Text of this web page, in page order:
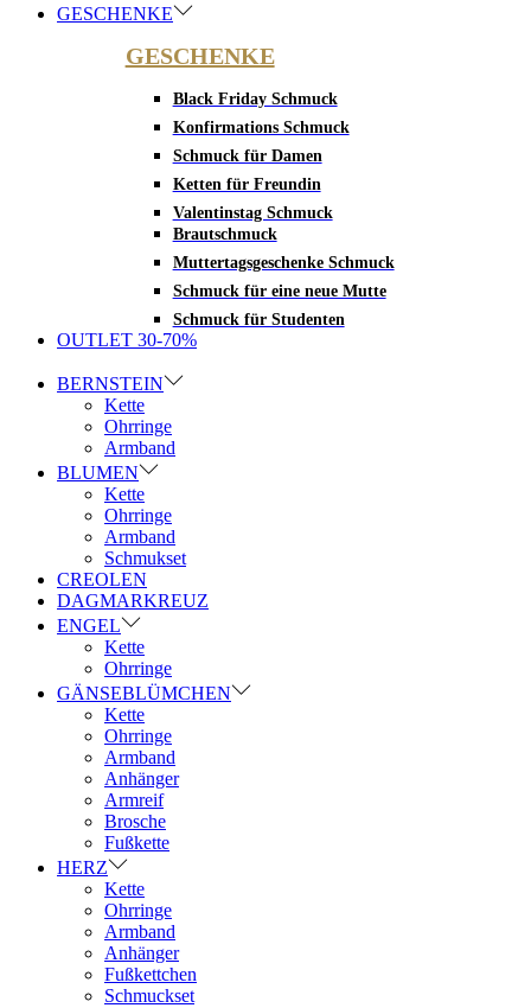
GESCHENKE
GESCHENKE
Black Friday Schmuck
Konfirmations Schmuck
Schmuck für Damen
Ketten für Freundin
Valentinstag Schmuck
Brautschmuck
Muttertagsgeschenke Schmuck
Schmuck für eine neue Mutte
Schmuck für Studenten
OUTLET 30-70%
BERNSTEIN
Kette
Ohrringe
Armband
BLUMEN
Kette
Ohrringe
Armband
Schmukset
CREOLEN
DAGMARKREUZ
ENGEL
Kette
Ohrringe
GÄNSEBLÜMCHEN
Kette
Ohrringe
Armband
Anhänger
Armreif
Brosche
Fußkette
HERZ
Kette
Ohrringe
Armband
Anhänger
Fußkettchen
Schmuckset